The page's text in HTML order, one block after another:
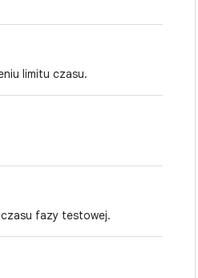
limitu czasu.
fazy testowej.